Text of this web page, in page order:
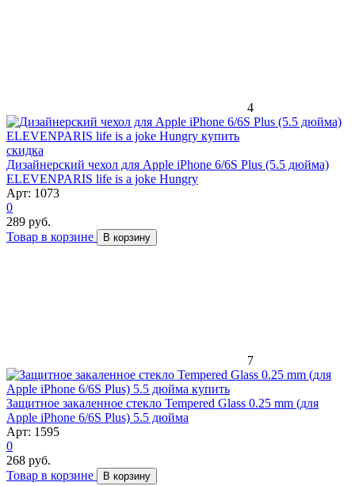
4
скидка
Дизайнерский чехол для Apple iPhone 6/6S Plus (5.5 дюйма)
ELEVENPARIS life is a joke Hungry
Арт: 1073
0
289 руб.
Товар в корзине
В корзину
7
Защитное закаленное стекло Tempered Glass 0.25 mm (для
Apple iPhone 6/6S Plus) 5.5 дюйма
Арт: 1595
0
268 руб.
Товар в корзине
В корзину